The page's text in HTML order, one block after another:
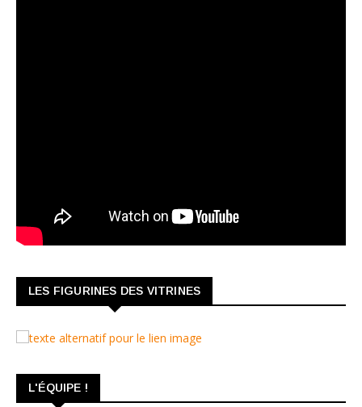
LES FIGURINES DES VITRINES
L'ÉQUIPE !